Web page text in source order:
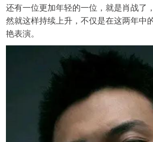
还有一位更加年轻的一位，就是肖战了
然就这样持续上升，不仅是在这两年中
艳表演。